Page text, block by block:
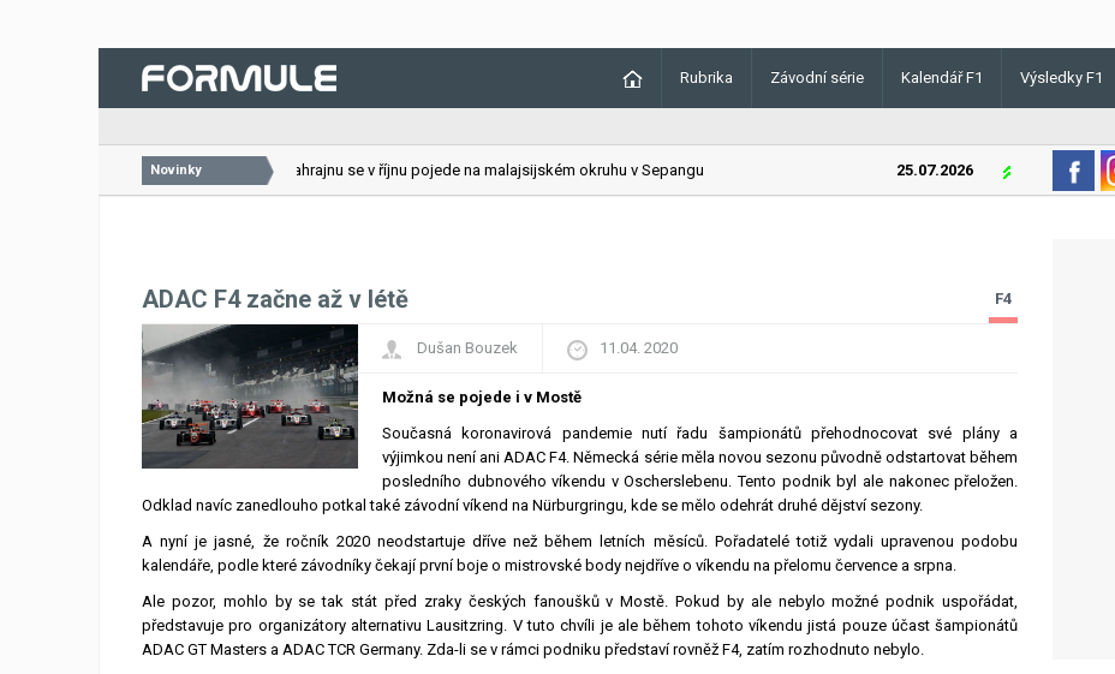
Rubrika Závodní série Kalendář F1 Výsledky F1
Novinky
26.07.2026 VC Bahrajnu se v říjnu pojede na malajsijském okruhu v Sepangu 25.07.2026 Lando Norris v
ADAC F4 začne až v létě F4
Dušan Bouzek 11.04. 2020
Možná se pojede i v Mostě
Současná koronavirová pandemie nutí řadu šampionátů přehodnocovat své plány a
výjimkou není ani ADAC F4. Německá série měla novou sezonu původně odstartovat během
posledního dubnového víkendu v Oscherslebenu. Tento podnik byl ale nakonec přeložen.
Odklad navíc zanedlouho potkal také závodní víkend na Nürburgringu, kde se mělo odehrát druhé dějství sezony.
A nyní je jasné, že ročník 2020 neodstartuje dříve než během letních měsíců. Pořadatelé totiž vydali upravenou podobu
kalendáře, podle které závodníky čekají první boje o mistrovské body nejdříve o víkendu na přelomu července a srpna.
Ale pozor, mohlo by se tak stát před zraky českých fanoušků v Mostě. Pokud by ale nebylo možné podnik uspořádat,
představuje pro organizátory alternativu Lausitzring. V tuto chvíli je ale během tohoto víkendu jistá pouze účast šampionátů
ADAC GT Masters a ADAC TCR Germany. Zda-li se v rámci podniku představí rovněž F4, zatím rozhodnuto nebylo.